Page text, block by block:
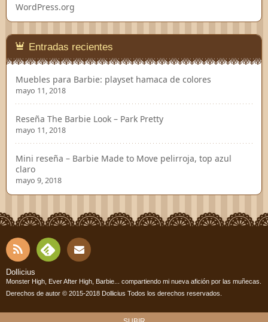
WordPress.org
Entradas recientes
Muebles para Barbie: playset hamaca de colores
mayo 11, 2018
Reseña The Barbie Look – Park Pretty
mayo 11, 2018
Mini reseña – Barbie Made to Move pelirroja, top azul
claro
mayo 9, 2018
RSS
dly
acto
Dollicius
Monster High, Ever After High, Barbie... compartiendo mi nueva afición por las muñecas.
Derechos de autor © 2015-2018 Dollicius Todos los derechos reservados.